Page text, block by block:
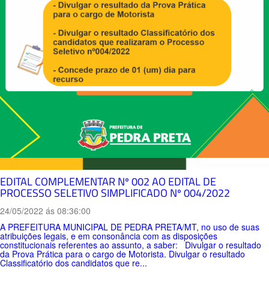
EDITAL COMPLEMENTAR Nº 002 AO EDITAL DE
PROCESSO SELETIVO SIMPLIFICADO Nº 004/2022
24/05/2022 ás 08:36:00
A PREFEITURA MUNICIPAL DE PEDRA PRETA/MT, no uso de suas
atribuições legais, e em consonância com as disposições
constitucionais referentes ao assunto, a saber: Divulgar o resultado
da Prova Prática para o cargo de Motorista. Divulgar o resultado
Classificatório dos candidatos que re...